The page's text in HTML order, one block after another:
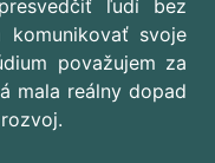
ľudí bez
svoje
považujem za
mala reálny dopad